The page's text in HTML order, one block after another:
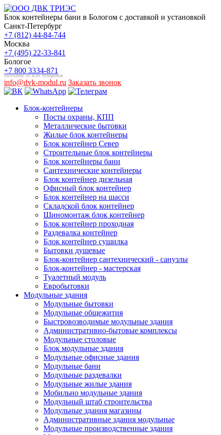
Блок контейнеры бани в Бологом с доставкой и установкой
Санкт-Петербург
+7 (812) 44-84-744
Москва
+7 (495) 22-33-841
Бологое
+7 800 3334-871
бесплатно со всех телефонов
info@dvk-modul.ru Заказать звонок
Блок-контейнеры
Посты охраны, КПП
Металлические бытовки
Жилые блок контейнеры
Блок контейнер Север
Строительные блок контейнеры
Блок контейнеры бани
Сантехнические контейнеры
Блок контейнер дизельная
Офисный блок контейнер
Блок контейнер на шасси
Складской блок контейнер
Шиномонтаж блок контейнер
Блок контейнер проходная
Раздевалка контейнер
Блок контейнер сушилка
Бытовки душевые
Блок-контейнер сантехнический - санузлы
Блок-контейнер - мастерская
Туалетный модуль
Евробытовки
Модульные здания
Модульные бытовки
Модульные общежития
Быстровозводимые модульные здания
Административно-бытовые комплексы
Модульные столовые
Блок модульные здания
Модульные офисные здания
Модульные бани
Модульные раздевалки
Модульные жилые здания
Мобильно модульные здания
Модульный штаб строительства
Модульные здания магазины
Административные здания модульные
Модульные производственные здания